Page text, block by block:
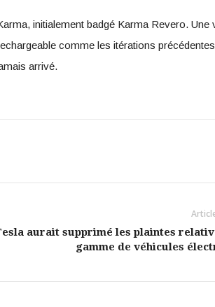
initialement badgé Karma Revero. Une
comme les itérations
arrivé.
aurait supprimé les plaintes
gamme de véhicules